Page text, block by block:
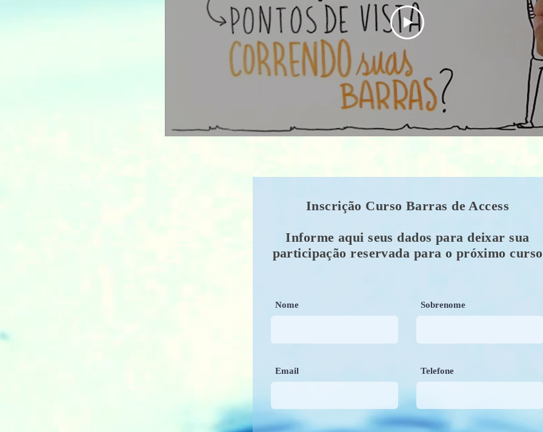
Inscrição Curso Barras de Access
Informe aqui seus dados para deixar sua
participação reservada para o próximo curso
Nome Sobrenome
Email Telefone